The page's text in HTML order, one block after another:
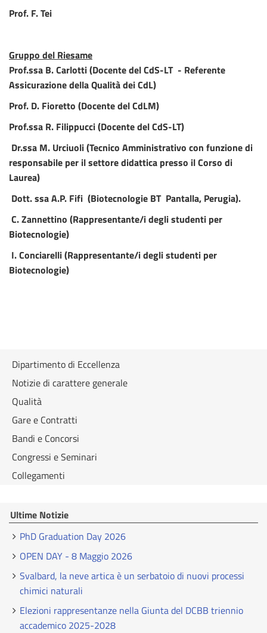
Prof. F. Tei
Gruppo del Riesame
Prof.ssa B. Carlotti (Docente del CdS-LT - Referente
Assicurazione della Qualità dei CdL)
Prof. D. Fioretto (Docente del CdLM)
Prof.ssa R. Filippucci (Docente del CdS-LT)
Dr.ssa M. Urciuoli (Tecnico Amministrativo con funzione di
responsabile per il settore didattica presso il Corso di
Laurea)
Dott. ssa A.P. Fifi (Biotecnologie BT Pantalla, Perugia).
C. Zannettino (Rappresentante/i degli studenti per
Biotecnologie)
I. Conciarelli (Rappresentante/i degli studenti per
Biotecnologie)
Dipartimento di Eccellenza
Notizie di carattere generale
Qualità
Gare e Contratti
Bandi e Concorsi
Congressi e Seminari
Collegamenti
Ultime Notizie
PhD Graduation Day 2026
OPEN DAY - 8 Maggio 2026
Svalbard, la neve artica è un serbatoio di nuovi processi
chimici naturali
Elezioni rappresentanze nella Giunta del DCBB triennio
accademico 2025-2028